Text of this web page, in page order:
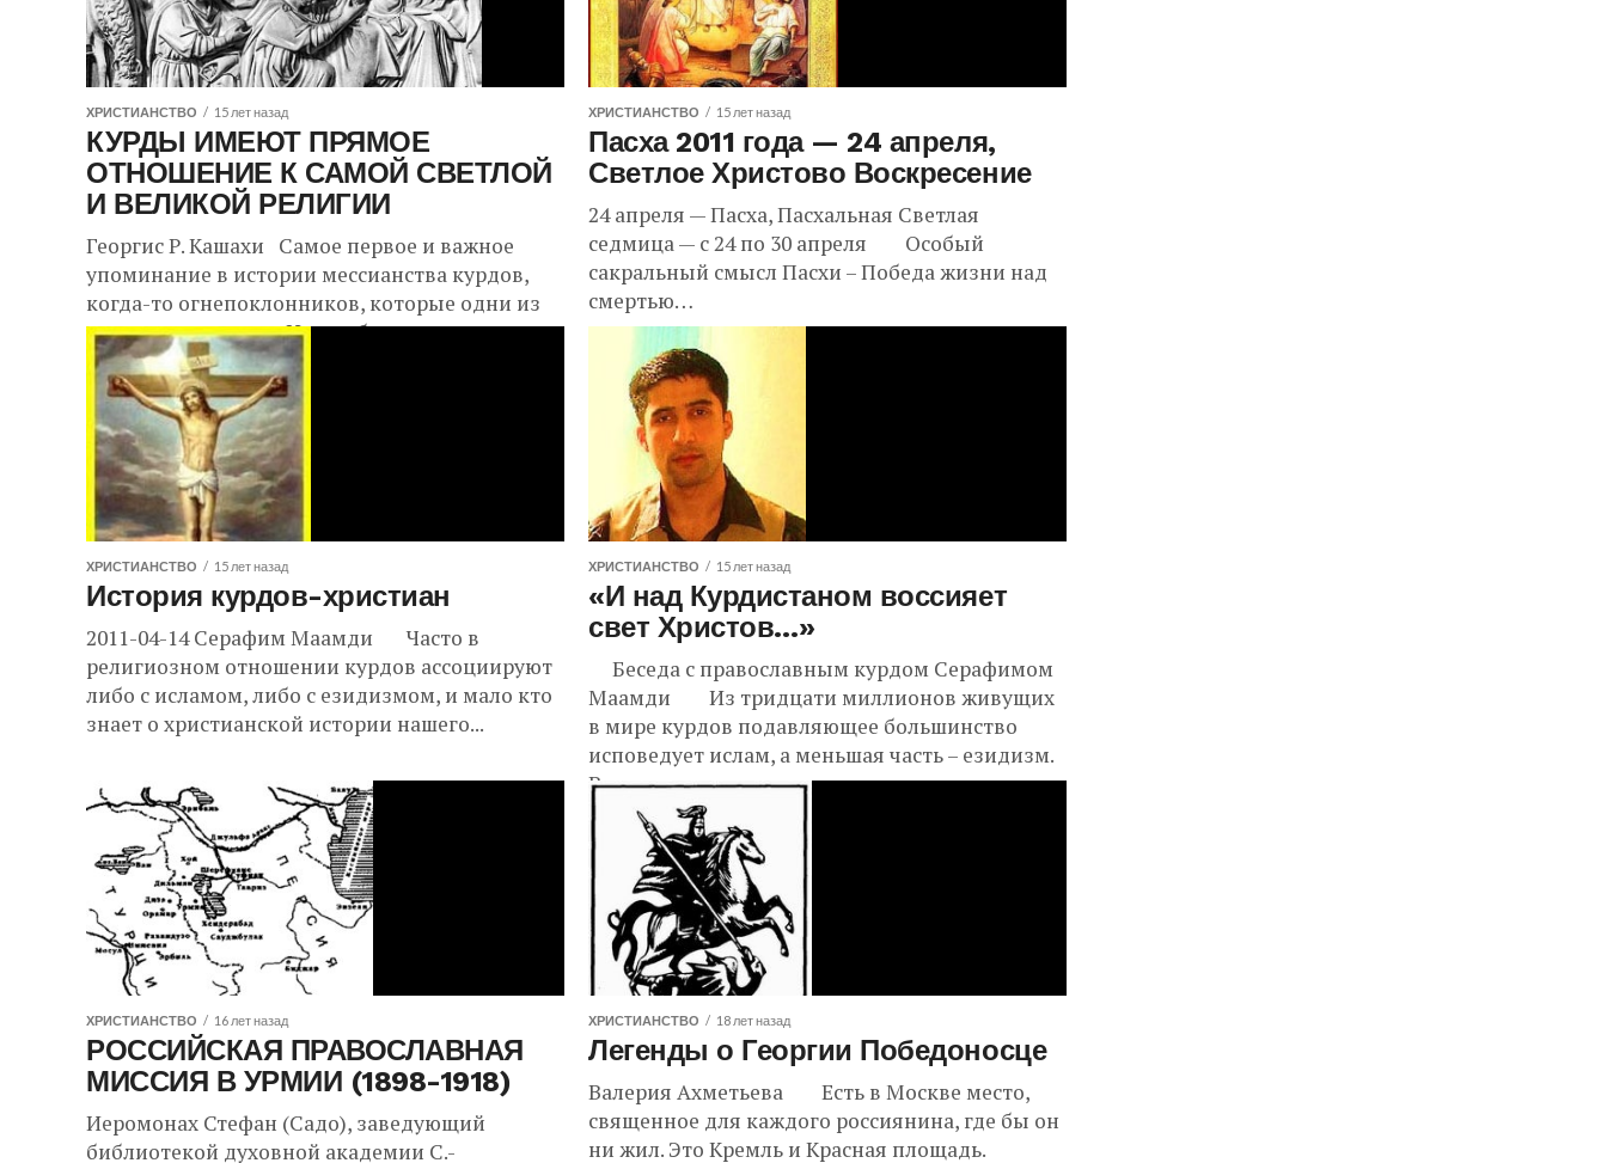
ХРИСТИАНСТВО 15 лет назад
КУРДЫ ИМЕЮТ ПРЯМОЕ
ОТНОШЕНИЕ К САМОЙ СВЕТЛОЙ
И ВЕЛИКОЙ РЕЛИГИИ
Георгис Р. Кашахи Самое первое и важное
упоминание в истории мессианства курдов,
когда-то огнепоклонников, которые одни из
первых признали в Иешу обещанного
исраэлитам Царя Машиаха,...
ХРИСТИАНСТВО 15 лет назад
Пасха 2011 года — 24 апреля,
Светлое Христово Воскресение
24 апреля — Пасха, Пасхальная Светлая
седмица — c 24 по 30 апреля Особый
сакральный смысл Пасхи – Победа жизни над
смертью…
ХРИСТИАНСТВО 15 лет назад
История курдов-христиан
2011-04-14 Серафим Маамди Часто в
религиозном отношении курдов ассоциируют
либо с исламом, либо с езидизмом, и мало кто
знает о христианской истории нашего...
ХРИСТИАНСТВО 15 лет назад
«И над Курдистаном воссияет
свет Христов…»
Беседа с православным курдом Серафимом
Маамди Из тридцати миллионов живущих
в мире курдов подавляющее большинство
исповедует ислам, а меньшая часть – езидизм.
В...
ХРИСТИАНСТВО 16 лет назад
РОССИЙСКАЯ ПРАВОСЛАВНАЯ
МИССИЯ В УРМИИ (1898-1918)
Иеромонах Стефан (Садо), заведующий
библиотекой духовной академии С.-
ХРИСТИАНСТВО 18 лет назад
Легенды о Георгии Победоносце
Валерия Ахметьева Есть в Москве место,
священное для каждого россиянина, где бы он
ни жил. Это Кремль и Красная площадь.